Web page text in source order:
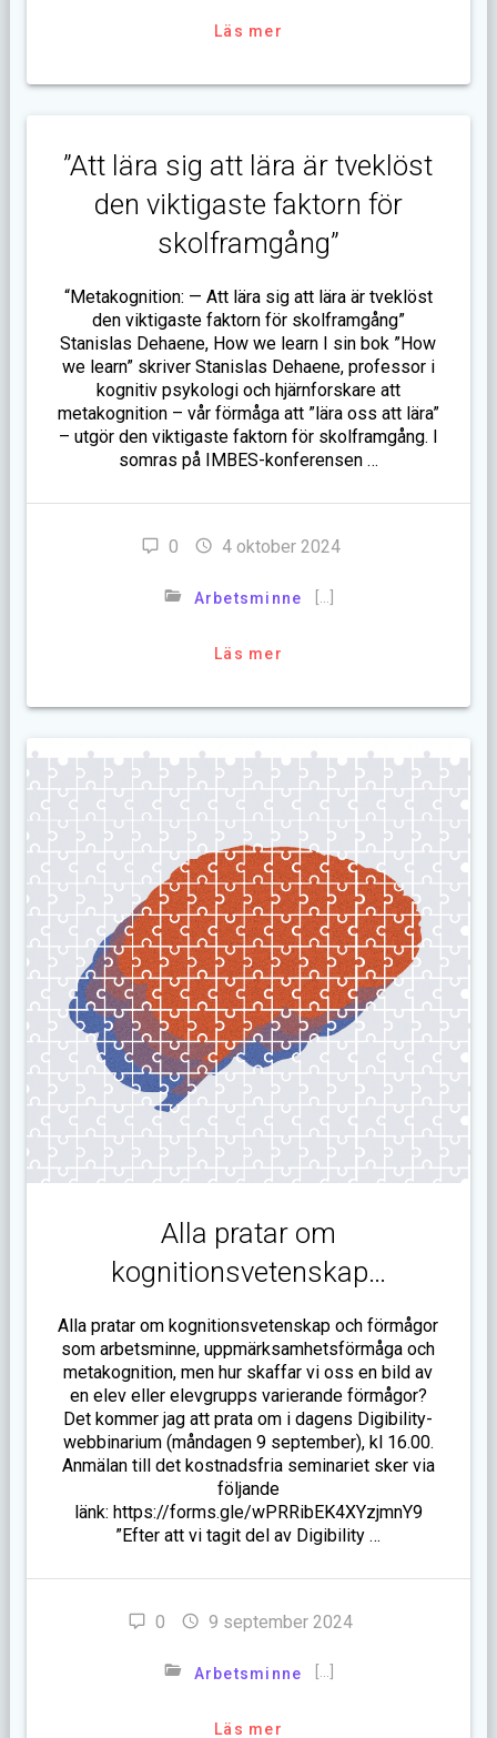
Läs mer
”Att lära sig att lära är tveklöst
den viktigaste faktorn för
skolframgång”
“Metakognition: — Att lära sig att lära är tveklöst
den viktigaste faktorn för skolframgång”
Stanislas Dehaene, How we learn I sin bok ”How
we learn” skriver Stanislas Dehaene, professor i
kognitiv psykologi och hjärnforskare att
metakognition – vår förmåga att ”lära oss att lära”
– utgör den viktigaste faktorn för skolframgång. I
somras på IMBES-konferensen …
0 4 oktober 2024
Arbetsminne
Läs mer
Alla pratar om
kognitionsvetenskap…
Alla pratar om kognitionsvetenskap och förmågor
som arbetsminne, uppmärksamhetsförmåga och
metakognition, men hur skaffar vi oss en bild av
en elev eller elevgrupps varierande förmågor?
Det kommer jag att prata om i dagens Digibility-
webbinarium (måndagen 9 september), kl 16.00.
Anmälan till det kostnadsfria seminariet sker via
följande
länk: https://forms.gle/wPRRibEK4XYzjmnY9
”Efter att vi tagit del av Digibility …
0 9 september 2024
Arbetsminne […]
Läs mer